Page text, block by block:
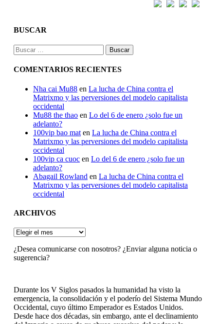
BUSCAR
Buscar:
COMENTARIOS RECIENTES
Nha cai Mu88 en La lucha de China contra el
Matrixmo y las perversiones del modelo capitalista
occidental
Mu88 the thao en Lo del 6 de enero ¿solo fue un
adelanto?
100vip bao mat en La lucha de China contra el
Matrixmo y las perversiones del modelo capitalista
occidental
100vip ca cuoc en Lo del 6 de enero ¿solo fue un
adelanto?
Abagail Rowland en La lucha de China contra el
Matrixmo y las perversiones del modelo capitalista
occidental
ARCHIVOS
ARCHIVOS
¿Desea comunicarse con nosotros? ¿Enviar alguna noticia o
sugerencia?
Durante los V Siglos pasados la humanidad ha visto la
emergencia, la consolidación y el poderío del Sistema Mundo
Occidental, cuyo último Emperador es Estados Unidos.
Desde hace dos décadas, sin embargo, ante el declinamiento